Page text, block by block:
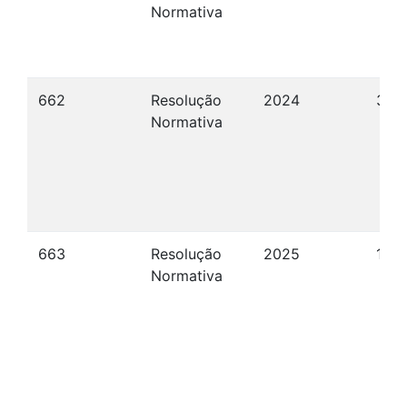
Normativa
662
Resolução
Normativa
2024 30/
663
Resolução
Normativa
2025 10/